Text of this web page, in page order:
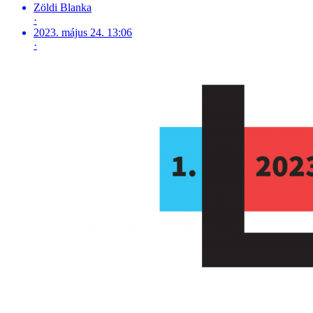
Zöldi Blanka
·
2023. május 24. 13:06
·